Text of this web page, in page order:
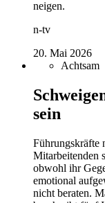
neigen.
n-tv
20. Mai 2026
Achtsam
sein
Führungskräfte
Mitarbeitenden
obwohl ihr
emotional
nicht beraten.